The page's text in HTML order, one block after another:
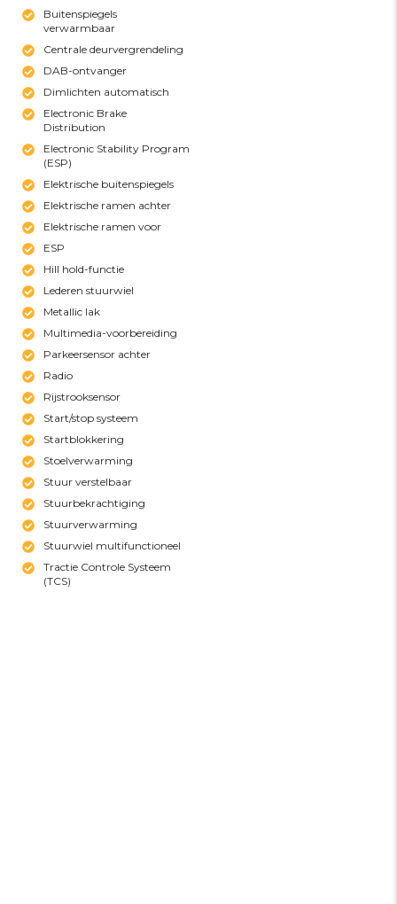
Buitenspiegels
verwarmbaar
Centrale deurvergrendeling
DAB-ontvanger
Dimlichten automatisch
Electronic Brake
Distribution
Electronic Stability Program
(ESP)
Elektrische buitenspiegels
Elektrische ramen achter
Elektrische ramen voor
ESP
Hill hold-functie
Lederen stuurwiel
Metallic lak
Multimedia-voorbereiding
Parkeersensor achter
Radio
Rijstrooksensor
Start/stop systeem
Startblokkering
Stoelverwarming
Stuur verstelbaar
Stuurbekrachtiging
Stuurverwarming
Stuurwiel multifunctioneel
Tractie Controle Systeem
(TCS)